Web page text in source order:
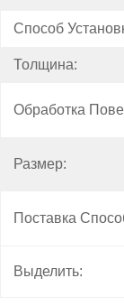
Способ
Толщина:
Обработка
Размер:
Поставка
Выделить: